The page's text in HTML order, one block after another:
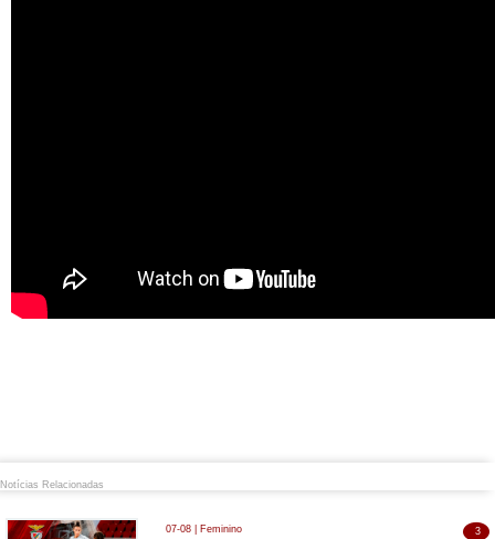
Notícias Relacionadas
07-08 | Feminino 3